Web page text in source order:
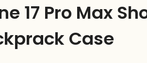
17 Pro Max
Case